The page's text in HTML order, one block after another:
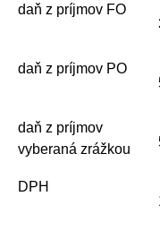
daň z príjmov FO
daň z príjmov PO
daň z príjmov
vyberaná zrážkou
DPH